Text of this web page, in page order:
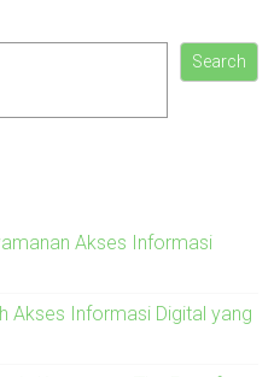
Search
Akses Informasi
Akses Informasi Digital yang